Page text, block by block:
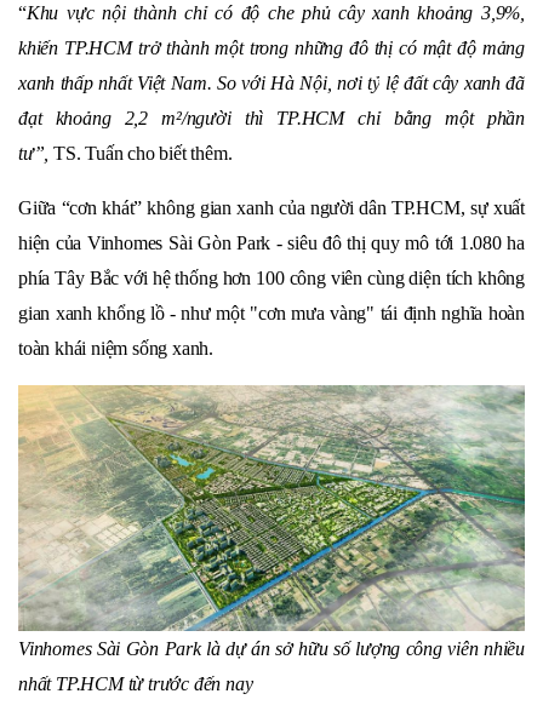
“Khu vực nội thành chỉ có độ che phủ cây xanh khoảng 3,9%,
khiến TP.HCM trở thành một trong những đô thị có mật độ mảng
xanh thấp nhất Việt Nam. So với Hà Nội, nơi tỷ lệ đất cây xanh đã
đạt khoảng 2,2 m²/người thì TP.HCM chỉ bằng một phần
tư”, TS. Tuấn cho biết thêm.
Giữa “cơn khát” không gian xanh của người dân TP.HCM, sự xuất
hiện của Vinhomes Sài Gòn Park - siêu đô thị quy mô tới 1.080 ha
phía Tây Bắc với hệ thống hơn 100 công viên cùng diện tích không
gian xanh khổng lồ - như một "cơn mưa vàng" tái định nghĩa hoàn
toàn khái niệm sống xanh.
Vinhomes Sài Gòn Park là dự án sở hữu số lượng công viên nhiều
nhất TP.HCM từ trước đến nay